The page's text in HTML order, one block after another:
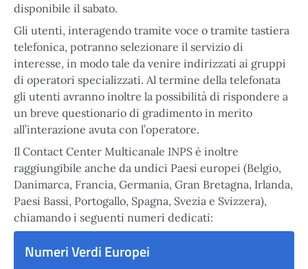
disponibile il sabato.
Gli utenti, interagendo tramite voce o tramite tastiera
telefonica, potranno selezionare il servizio di
interesse, in modo tale da venire indirizzati ai gruppi
di operatori specializzati. Al termine della telefonata
gli utenti avranno inoltre la possibilità di rispondere a
un breve questionario di gradimento in merito
all’interazione avuta con l’operatore.
Il Contact Center Multicanale INPS è inoltre
raggiungibile anche da undici Paesi europei (Belgio,
Danimarca, Francia, Germania, Gran Bretagna, Irlanda,
Paesi Bassi, Portogallo, Spagna, Svezia e Svizzera),
chiamando i seguenti numeri dedicati:
Numeri Verdi Europei